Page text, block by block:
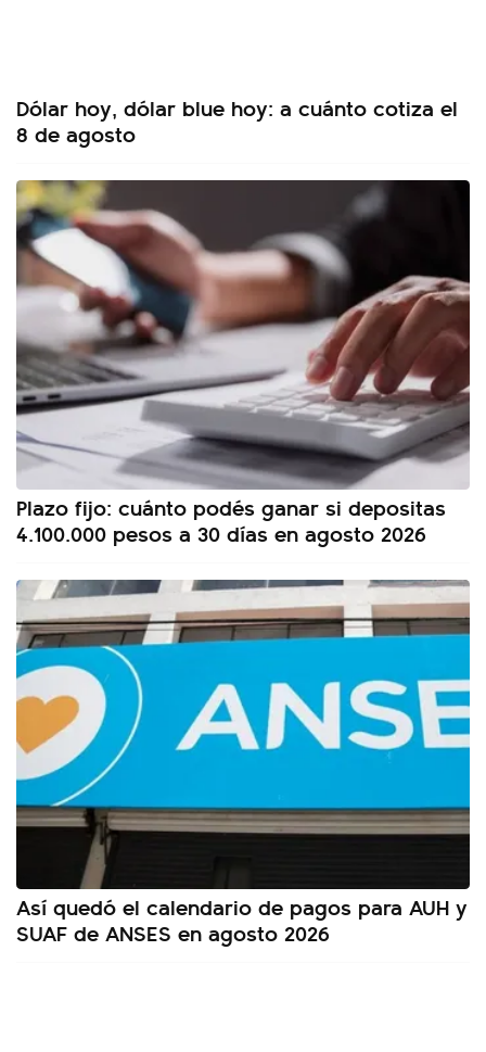
Dólar hoy, dólar blue hoy: a cuánto cotiza el
8 de agosto
Plazo fijo: cuánto podés ganar si depositas
4.100.000 pesos a 30 días en agosto 2026
Así quedó el calendario de pagos para AUH y
SUAF de ANSES en agosto 2026